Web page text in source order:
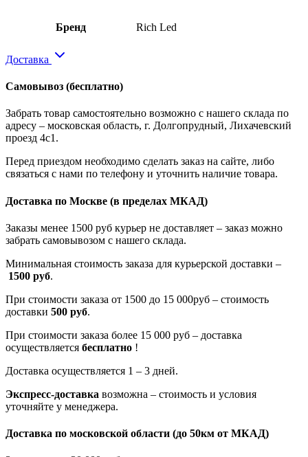
Бренд Rich Led
Доставка
Самовывоз (бесплатно)
Забрать товар самостоятельно возможно с нашего склада по
адресу – московская область, г. Долгопрудный, Лихачевский
проезд 4с1.
Перед приездом необходимо сделать заказ на сайте, либо
связаться с нами по телефону и уточнить наличие товара.
Доставка по Москве (в пределах МКАД)
Заказы менее 1500 руб курьер не доставляет – заказ можно
забрать самовывозом с нашего склада.
Минимальная стоимость заказа для курьерской доставки –
1500 руб.
При стоимости заказа от 1500 до 15 000руб – стоимость
доставки 500 руб.
При стоимости заказа более 15 000 руб – доставка
осуществляется бесплатно !
Доставка осуществляется 1 – 3 дней.
Экспресс-доставка возможна – стоимость и условия
уточняйте у менеджера.
Доставка по московской области (до 50км от МКАД)